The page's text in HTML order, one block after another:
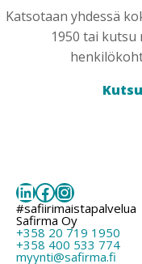
Katsotaan yhdessä
1950 tai kutsu
LinkedIn
Facebook
Instagram
#safiirimaistapalvelua
Safirma Oy
+358 20 719 1950
+358 400 533 774
myynti@safirma.fi